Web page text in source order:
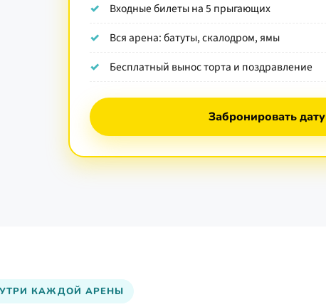
Входные билеты на 5 прыгающих
Вся арена: батуты, скалодром, ямы
Бесплатный вынос торта и поздравление
Забронировать дату
КАЖДОЙ АРЕНЫ